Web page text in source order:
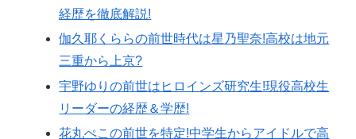
経歴を徹底解説!
伽久耶くららの前世時代は星乃聖奈!高校は地元
三重から上京?
宇野ゆりの前世はヒロインズ研究生!現役高校生
リーダーの経歴＆学歴!
花丸ぺこの前世を特定!中学生からアイドルで高